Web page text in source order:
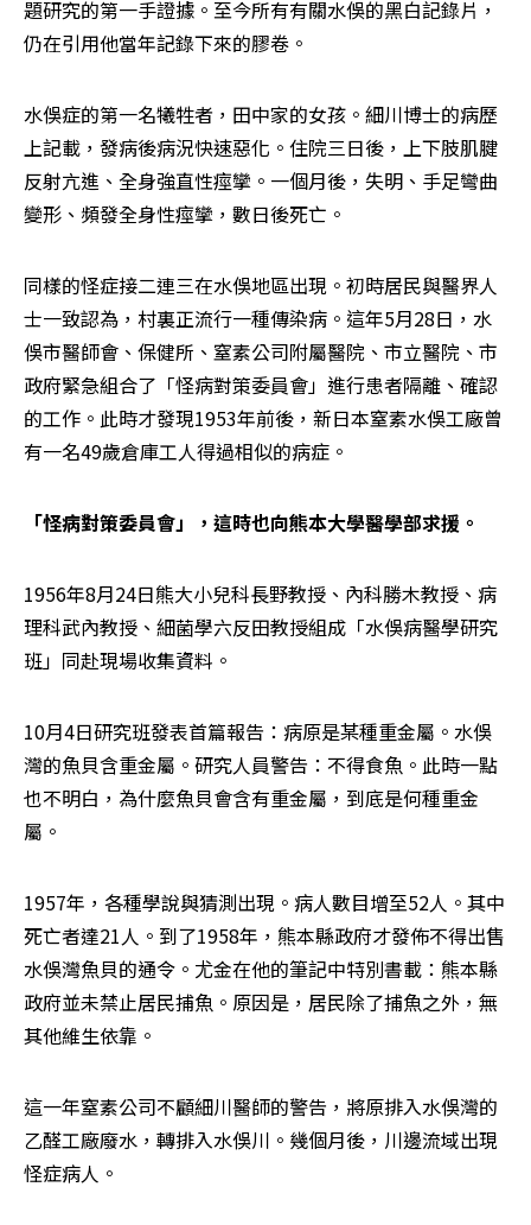
題研究的第一手證據。至今所有有關水俁的黑白記錄片，
仍在引用他當年記錄下來的膠卷。
水俁症的第一名犧牲者，田中家的女孩。細川博士的病歷
上記載，發病後病況快速惡化。住院三日後，上下肢肌腱
反射亢進、全身強直性痙攣。一個月後，失明、手足彎曲
變形、頻發全身性痙攣，數日後死亡。
同樣的怪症接二連三在水俁地區出現。初時居民與醫界人
士一致認為，村裏正流行一種傳染病。這年5月28日，水
俁市醫師會、保健所、窒素公司附屬醫院、市立醫院、市
政府緊急組合了「怪病對策委員會」進行患者隔離、確認
的工作。此時才發現1953年前後，新日本窒素水俁工廠曾
有一名49歲倉庫工人得過相似的病症。
「怪病對策委員會」，這時也向熊本大學醫學部求援。
1956年8月24日熊大小兒科長野教授、內科勝木教授、病
理科武內教授、細菌學六反田教授組成「水俁病醫學研究
班」同赴現場收集資料。
10月4日研究班發表首篇報告：病原是某種重金屬。水俁
灣的魚貝含重金屬。研究人員警告：不得食魚。此時一點
也不明白，為什麼魚貝會含有重金屬，到底是何種重金
屬。
1957年，各種學說與猜測出現。病人數目增至52人。其中
死亡者達21人。到了1958年，熊本縣政府才發佈不得出售
水俁灣魚貝的通令。尤金在他的筆記中特別書載：熊本縣
政府並未禁止居民捕魚。原因是，居民除了捕魚之外，無
其他維生依靠。
這一年窒素公司不顧細川醫師的警告，將原排入水俁灣的
乙醛工廠廢水，轉排入水俁川。幾個月後，川邊流域出現
怪症病人。